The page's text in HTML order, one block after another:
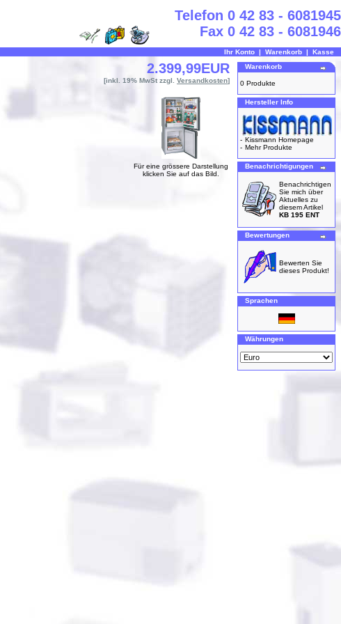
Telefon 0 42 83 - 6081945
Fax 0 42 83 - 6081946
Ihr Konto | Warenkorb | Kasse
2.399,99EUR
[inkl. 19% MwSt zzgl. Versandkosten]
Für eine grössere Darstellung
klicken Sie auf das Bild.
Warenkorb
0 Produkte
Hersteller Info
- Kissmann Homepage
- Mehr Produkte
Benachrichtigungen
Benachrichtigen
Sie mich über
Aktuelles zu
diesem Artikel
KB 195 ENT
Bewertungen
Bewerten Sie
dieses Produkt!
Sprachen
Währungen